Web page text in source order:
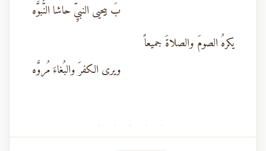
بَ بيحيى النبيِّ حاشا النُّبوَّه
يكرهُ الصومَ والصلاةَ جميعاً
ويرى الكفرَ والبُغاءَ مُروَّه
· · · · ·